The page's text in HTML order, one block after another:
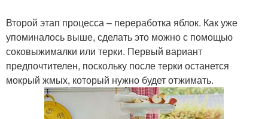
Второй этап процесса – переработка яблок. Как уже
упоминалось выше, сделать это можно с помощью
соковыжималки или терки. Первый вариант
предпочтителен, поскольку после терки останется
мокрый жмых, который нужно будет отжимать.